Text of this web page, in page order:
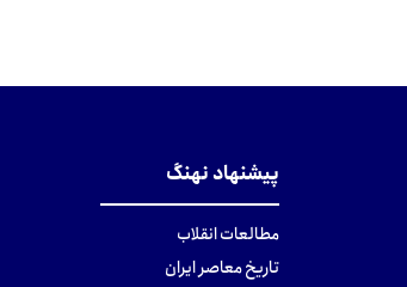
پیشنهاد نهنگ
مطالعات انقلاب
تاریخ معاصر ایران